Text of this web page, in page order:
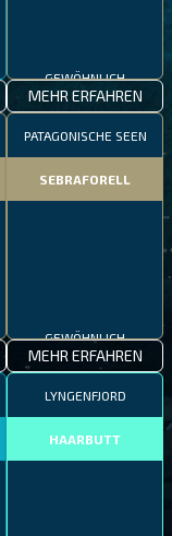
GEWÖHNLICH
MEHR ERFAHREN
PATAGONISCHE SEEN
SEBRAFORELL
GEWÖHNLICH
MEHR ERFAHREN
LYNGENFJORD
HAARBUTT